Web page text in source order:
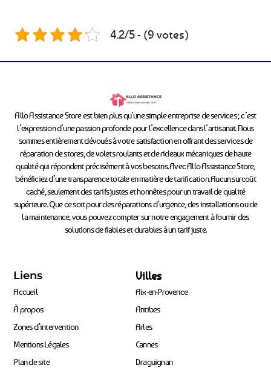
4.2/5 - (9 votes)
Allo Assistance Store est bien plus qu’une simple entreprise de services ; c’est
l’expression d’une passion profonde pour l’excellence dans l’artisanat. Nous
sommes entièrement dévoués à votre satisfaction en offrant des services de
réparation de stores, de volets roulants et de rideaux mécaniques de haute
qualité qui répondent précisément à vos besoins. Avec Allo Assistance Store,
bénéficiez d’une transparence totale en matière de tarification. Aucun surcoût
caché, seulement des tarifs justes et honnêtes pour un travail de qualité
supérieure. Que ce soit pour des réparations d’urgence, des installations ou de
la maintenance, vous pouvez compter sur notre engagement à fournir des
solutions de fiables et durables à un tarif juste.
Liens
Accueil
À propos
Zones d’intervention
Mentions Légales
Plan de site
Villes
Aix-en-Provence
Antibes
Arles
Cannes
Draguignan